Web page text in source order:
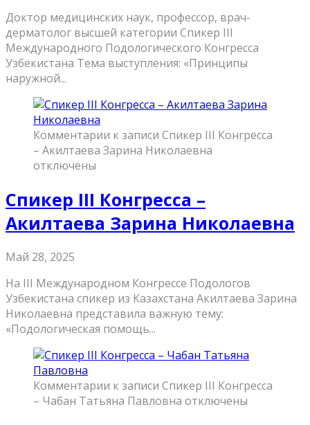
Доктор медицинских наук, профессор, врач-
дерматолог высшей категории Спикер III
Международного Подологического Конгресса
Узбекистана Тема выступления: «Принципы
наружной...
Комментарии к записи Спикер III Конгресса
– Акилтаева Зарина Николаевна
отключены
Спикер III Конгресса –
Акилтаева Зарина Николаевна
Май 28, 2025
На III Международном Конгрессе Подологов
Узбекистана спикер из Казахстана Акилтаева Зарина
Николаевна представила важную тему:
«Подологическая помощь...
Комментарии к записи Спикер III Конгресса
– Чабан Татьяна Павловна отключены